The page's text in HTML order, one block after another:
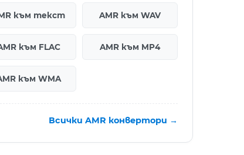
към текст AMR към WAV
към FLAC AMR към MP4
към WMA
Всички AMR конвертори →